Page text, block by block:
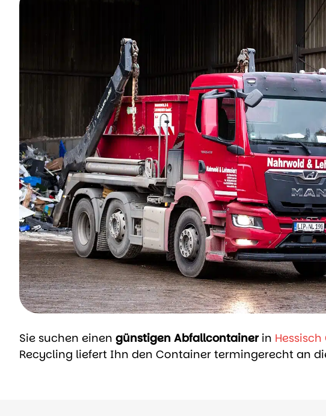
Sie suchen einen günstigen Abfallcontainerin
Recycling liefert Ihn den Container termingerecht an